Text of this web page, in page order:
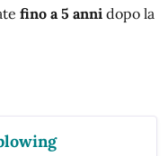
fino a 5 anni dopo la